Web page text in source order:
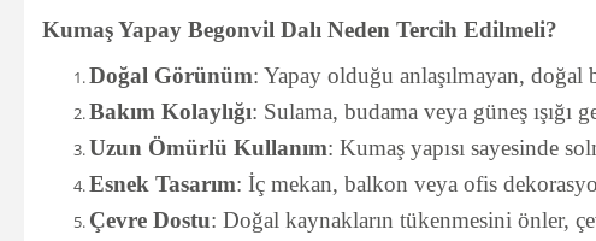
Kumaş Yapay Begonvil Dalı Neden Tercih Edilmeli?
Doğal Görünüm: Yapay olduğu anlaşılmayan, doğal
Bakım Kolaylığı: Sulama, budama veya güneş ışığı
Uzun Ömürlü Kullanım: Kumaş yapısı sayesinde
Esnek Tasarım: İç mekan, balkon veya ofis
Çevre Dostu: Doğal kaynakların tükenmesini önler,